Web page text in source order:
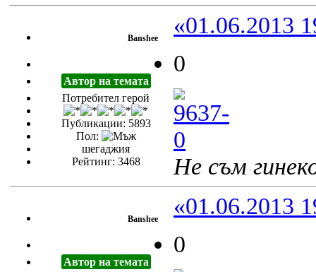
Banshee
Автор на темата
Потребител герой
Публикации: 5893
Пол:
шегаджия
Рейтинг: 3468
«01.06.2013
0
Не съм
Banshee
Автор на темата
«01.06.2013
0